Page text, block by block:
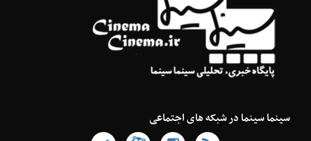
سینما سینما در شبکه های اجتماعی